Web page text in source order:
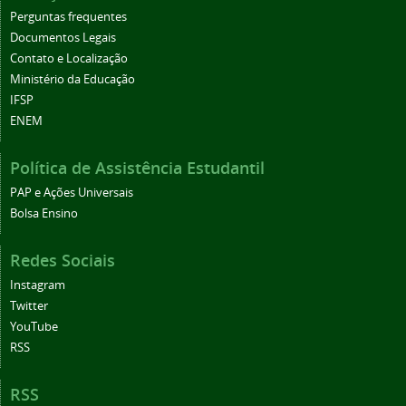
Perguntas frequentes
Documentos Legais
Contato e Localização
Ministério da Educação
IFSP
ENEM
Política de Assistência Estudantil
PAP e Ações Universais
Bolsa Ensino
Redes Sociais
Instagram
Twitter
YouTube
RSS
RSS